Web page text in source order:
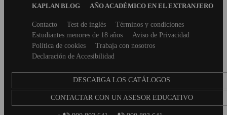
KAPLAN BLOG
AÑO ACADÉMICO EN EL EXTRANJERO
SecondaryContacto Test de inglés
Términos y condiciones
Estudiantes menores de 18 años
Aviso de Privacidad
Política de cookies
Trabaja con nosotros
Declaración de Accesibilidad
DESCARGA LOS CATÁLOGOS
CONTACTAR CON UN ASESOR EDUCATIVO